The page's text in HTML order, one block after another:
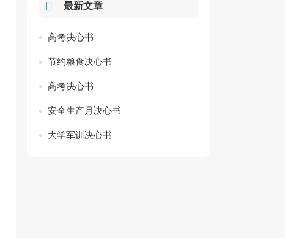
最新文章
高考决心书
节约粮食决心书
高考决心书
安全生产月决心书
大学军训决心书